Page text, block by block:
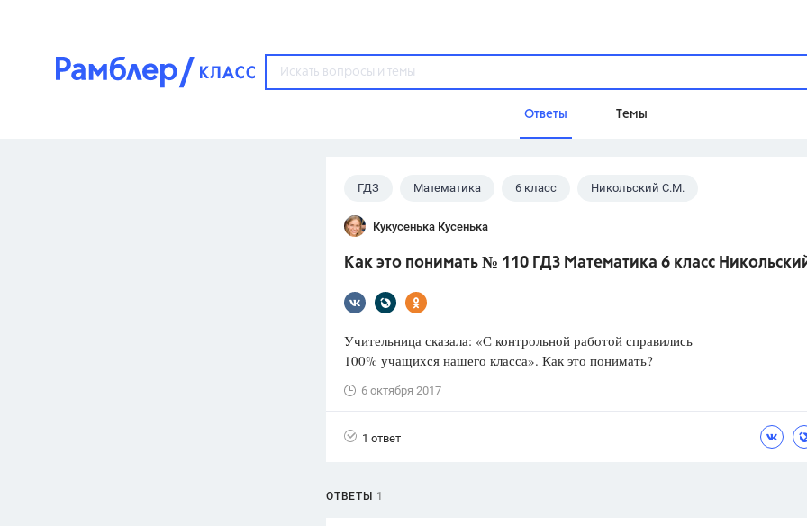
Ответы Темы
Популярные темы
ГДЗ
3273 ответа
3460 ответов
ФИПИ
ответов
Вузы
82 ответа
Домашнее задание
Учебники
ГДЗ Математика 6 класс Никольский С.М.
Кукусенька Кусенька
Как это понимать № 110 ГДЗ Математика 6 класс
Учительница сказала: «С контрольной работой справились
100% учащихся нашего класса». Как это понимать?
6 октября 2017
1 ответ
ОТВЕТЫ 1